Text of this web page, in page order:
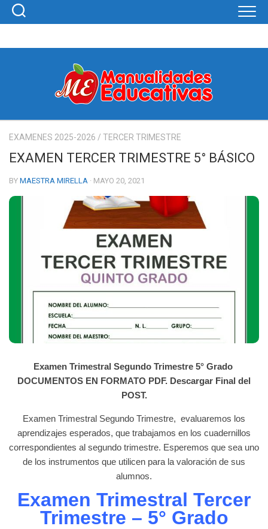
Skip
EXAMENES 2025-2026 / TERCER TRIMESTRE
EXAMEN TERCER TRIMESTRE 5° BÁSICO
BY MAESTRA MIRELLA · MAYO 20, 2021
Examen Trimestral Segundo Trimestre 5° Grado
DOCUMENTOS EN FORMATO PDF. Descargar Final del
POST.
Examen Trimestral Segundo Trimestre, evaluaremos los
aprendizajes esperados, que trabajamos en los cuadernillos
correspondientes al segundo trimestre. Esperemos que sea uno
de los instrumentos que utilicen para la valoración de sus
alumnos.
Examen Trimestral Tercer
Trimestre – 5° Grado